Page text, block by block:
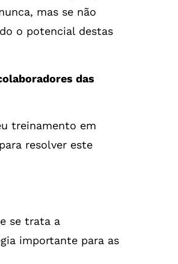
mas se não
o potencial destas
das
treinamento em
resolver este
se trata a
importante para as